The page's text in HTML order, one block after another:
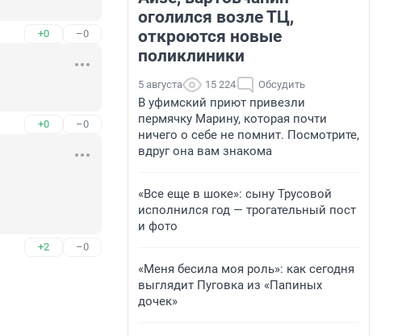
+0 –0
+0 –0
+2 –0
оголился возле ТЦ,
откроются новые
поликлиники
5 августа 15 224 Обсудить
В уфимский приют привезли
пермячку Марину, которая почти
ничего о себе не помнит. Посмотрите,
вдруг она вам знакома
«Все еще в шоке»: сыну Трусовой
исполнился год — трогательный пост
и фото
«Меня бесила моя роль»: как сегодня
выглядит Пуговка из «Папиных
дочек»